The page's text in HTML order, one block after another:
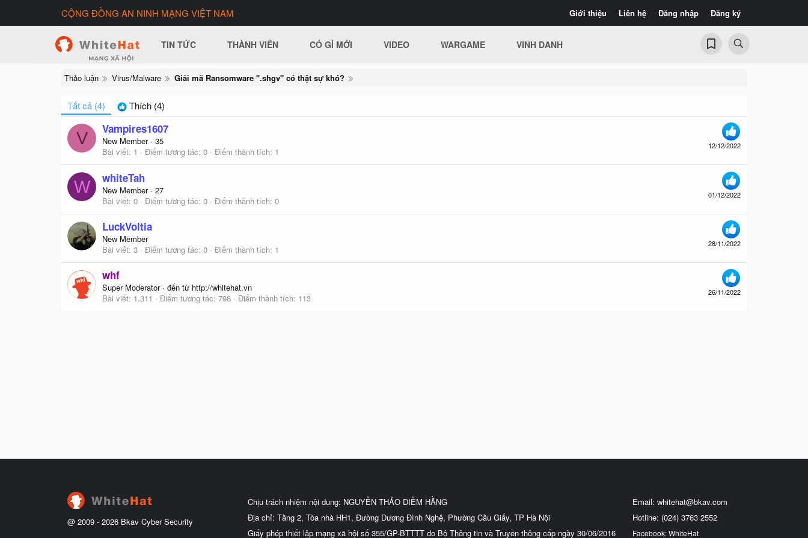
Giới thiệu Liên hệ Đăng nhập Đăng ký
CỘNG ĐỒNG AN NINH MẠNG VIỆT NAM
TIN TỨC THÀNH VIÊN CÓ GÌ MỚI VIDEO WARGAME VINH DANH
Thảo luận Virus/Malware Giải mã Ransomware ".shgv" có thật sự khó?
Tất cả (4) Thích (4)
V 12/12/2022
Vampires1607
New Member · 35
Bài viết 1 Điểm tương tác 0 Điểm thành tích 1
W 01/12/2022
whiteTah
New Member · 27
Bài viết 0 Điểm tương tác 0 Điểm thành tích 0
28/11/2022
LuckVoltia
New Member
Bài viết 3 Điểm tương tác 0 Điểm thành tích 1
26/11/2022
whf
Super Moderator · đến từ http://whitehat.vn
Bài viết 1.311 Điểm tương tác 798 Điểm thành tích 113
@ 2009 - 2026 Bkav Cyber Security
Chịu trách nhiệm nội dung: NGUYỄN THẢO DIỄM HẰNG
Địa chỉ: Tầng 2, Tòa nhà HH1, Đường Dương Đình Nghệ, Phường Cầu Giấy, TP Hà Nội
Giấy phép thiết lập mạng xã hội số 355/GP-BTTTT do Bộ Thông tin và Truyền thông cấp ngày 30/06/2016
Email: whitehat@bkav.com
Hotline: (024) 3763 2552
Facebook: WhiteHat